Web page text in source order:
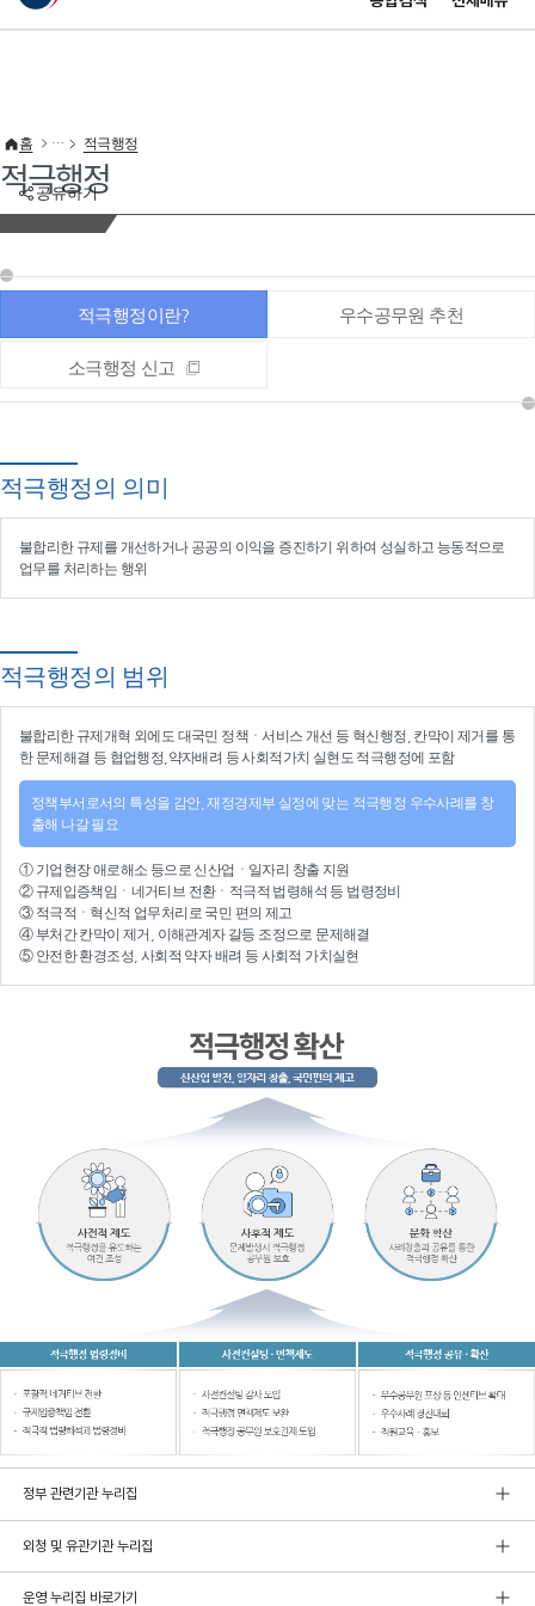
이 누리집은 대한민국 공식 전자정부 누리집입니다.
공유하기
홈 적극행정
적극행정
적극행정이란? 우수공무원 추천
소극행정 신고
적극행정의 의미
불합리한 규제를 개선하거나 공공의 이익을 증진하기 위하여 성실하고 능동적으로
업무를 처리하는 행위
적극행정의 범위
불합리한 규제개혁 외에도 대국민 정책ㆍ서비스 개선 등 혁신행정 , 칸막이 제거를 통
한 문제해결 등 협업행정 ,약자배려 등사회적가치 실현 도 적극행정에 포함
정책부서로서의 특성을 감안, 재정경제부 실정에 맞는 적극행정 우수사례를 창
출해 나갈 필요
① 기업현장 애로해소 등으로 신산업 ㆍ 일자리 창출 지원
② 규제입증책임 ㆍ 네거티브 전환ㆍ적극적 법령해석 등 법령정비
③ 적극적 ㆍ 혁신적 업무처리 로 국민 편의 제고
④ 부처간 칸막이 제거, 이해관계자 갈등 조정으로 문제해결
⑤ 안전한 환경조성, 사회적 약자 배려 등 사회적 가치실현
정부 관련기관 누리집
외청 및 유관기관 누리집
운영 누리집 바로가기